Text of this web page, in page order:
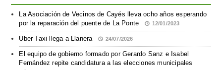
La Asociación de Vecinos de Cayés lleva ocho años esperando
por la reparación del puente de La Ponte
12/01/2023
Uber Taxi llega a Llanera 24/07/2026
El equipo de gobierno formado por Gerardo Sanz e Isabel
Fernández repite candidatura a las elecciones municipales